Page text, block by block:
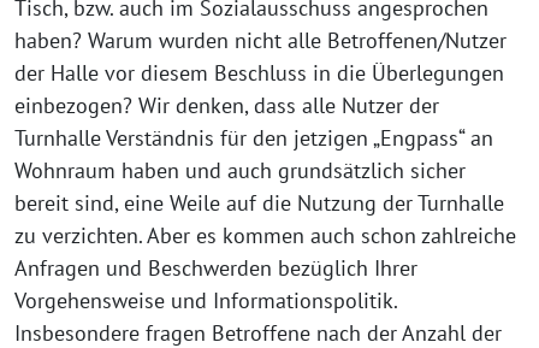
Tisch, bzw. auch im Sozialausschuss angesprochen
haben? Warum wurden nicht alle Betroffenen/Nutzer
der Halle vor diesem Beschluss in die Überlegungen
einbezogen? Wir denken, dass alle Nutzer der
Turnhalle Verständnis für den jetzigen „Engpass“ an
Wohnraum haben und auch grundsätzlich sicher
bereit sind, eine Weile auf die Nutzung der Turnhalle
zu verzichten. Aber es kommen auch schon zahlreiche
Anfragen und Beschwerden bezüglich Ihrer
Vorgehensweise und Informationspolitik.
Insbesondere fragen Betroffene nach der Anzahl der